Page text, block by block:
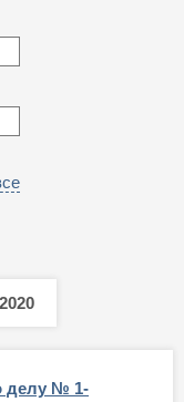
делу № 1-